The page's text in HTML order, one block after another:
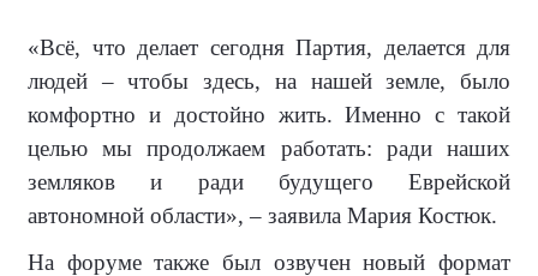
«Всё, что делает сегодня Партия, делается для
людей – чтобы здесь, на нашей земле, было
комфортно и достойно жить. Именно с такой
целью мы продолжаем работать: ради наших
земляков и ради будущего Еврейской
автономной области», – заявила Мария Костюк.
На форуме также был озвучен новый формат